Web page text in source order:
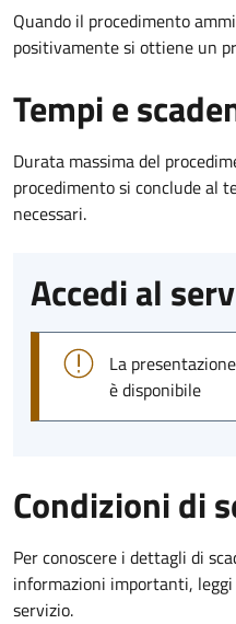
Quando il procedimento
positivamente si ottiene un
Tempi e
Durata massima del
procedimento si conclude al
necessari.
Accedi al
La
è disponibile
Condizioni di
Per conoscere i dettagli di
informazioni importanti,
servizio.